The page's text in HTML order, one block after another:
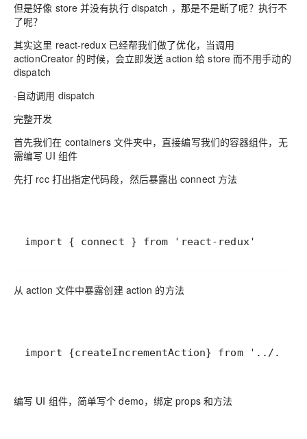
但是好像 store 并没有执行 dispatch ，那是不是断了呢？执行不
了呢？
其实这里 react-redux 已经帮我们做了优化，当调用
actionCreator 的时候，会立即发送 action 给 store 而不用手动的
dispatch
·自动调用 dispatch
完整开发
首先我们在 containers 文件夹中，直接编写我们的容器组件，无
需编写 UI 组件
先打 rcc 打出指定代码段，然后暴露出 connect 方法
import { connect } from 'react-redux'
从 action 文件中暴露创建 action 的方法
import {createIncrementAction} from '../../
编写 UI 组件，简单写个 demo，绑定 props 和方法